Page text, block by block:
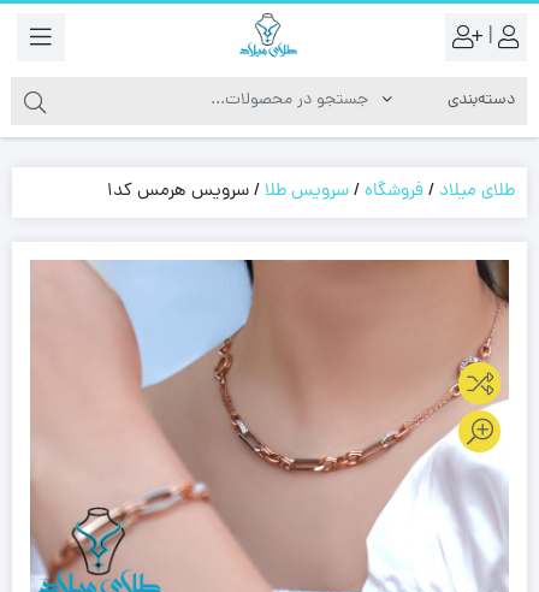
|
طلای میلاد /فروشگاه/سرویس طلا/سرویس هرمس کد1